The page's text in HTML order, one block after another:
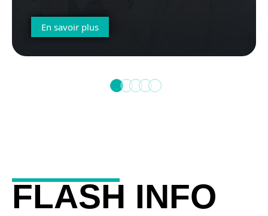
En savoir plus
FLASH INFO